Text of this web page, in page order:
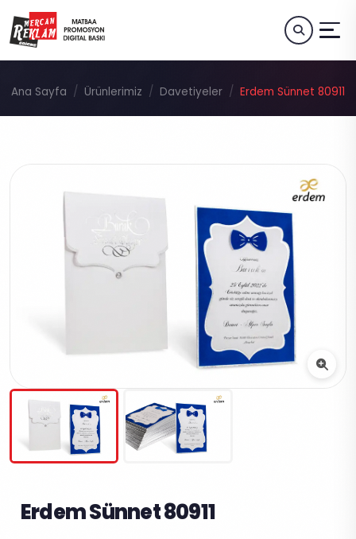
Ana Sayfa Ürünlerimiz Davetiyeler Erdem Sünnet 80911
Erdem Sünnet 80911